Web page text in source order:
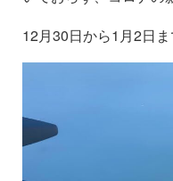
12月30日から1月2日